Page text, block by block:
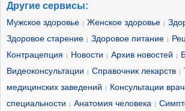
Другие сервисы:
Мужское здоровье | Женское здоровье |
Здоровое старение | Здоровое питание |
Контрацепция | Новости | Архив новостей |
Видеоконсультации | Справочник лекарств |
медицинских заведений
| Консультации
специальности
| Анатомия человека |